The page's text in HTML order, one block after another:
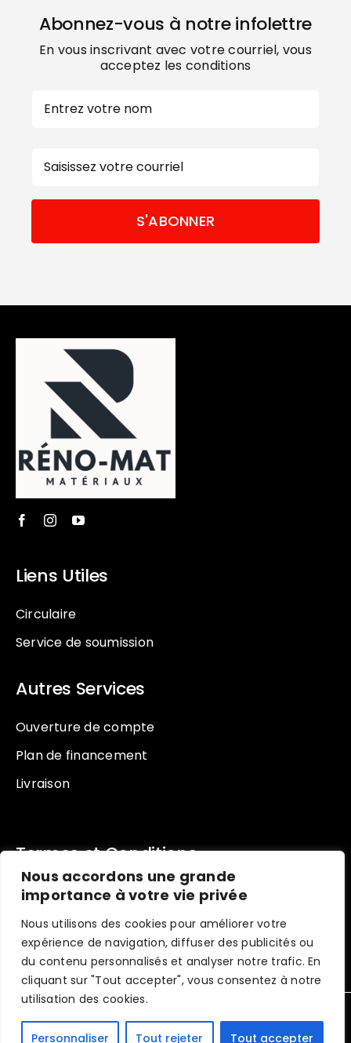
Nous accordons une grande
importance à votre vie privée
Nous utilisons des cookies pour améliorer votre
expérience de navigation, diffuser des publicités ou
du contenu personnalisés et analyser notre trafic. En
cliquant sur "Tout accepter", vous consentez à notre
utilisation des cookies.
Personnaliser Tout rejeter Tout accepter
Abonnez-vous à notre infolettre
En vous inscrivant avec votre courriel, vous
acceptez les conditions
mail
Liens Utiles
Circulaire
Service de soumission
Autres Services
Ouverture de compte
Plan de financement
Livraison
Termes et Conditions
Conditions d’utilisation
Politique de renseignement
Politique de retour
RENOMAT – CONCEPTION DE SITE WEB PAR
DIGITAL MARKETING SOLUTIONS